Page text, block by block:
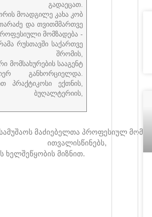
მოადგილე კახა კობ
და თვითმმართვე
მომზადება -
რუსთავში საქართვე
მომსახურების სააგენტ
განხორციელდა.
პრაქტიკოსი ექთნის,
მაძიებელთა პროფესიულ
ხელშეწყობის მიზნით.